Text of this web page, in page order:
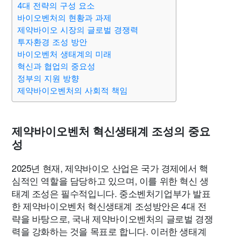
4대 전략의 구성 요소
바이오벤처의 현황과 과제
제약바이오 시장의 글로벌 경쟁력
투자환경 조성 방안
바이오벤처 생태계의 미래
혁신과 협업의 중요성
정부의 지원 방향
제약바이오벤처의 사회적 책임
제약바이오벤처 혁신생태계 조성의 중요
성
2025년 현재, 제약바이오 산업은 국가 경제에서 핵
심적인 역할을 담당하고 있으며, 이를 위한 혁신 생
태계 조성은 필수적입니다. 중소벤처기업부가 발표
한 제약바이오벤처 혁신생태계 조성방안은 4대 전
략을 바탕으로, 국내 제약바이오벤처의 글로벌 경쟁
력을 강화하는 것을 목표로 합니다. 이러한 생태계